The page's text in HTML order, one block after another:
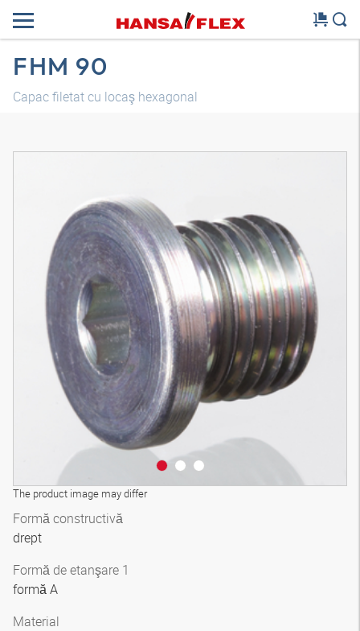
FHM 90
Capac filetat cu locaş hexagonal
The product image may differ
Model 3D
Formă constructivă
drept
Formă de etanşare 1
formă A
Material